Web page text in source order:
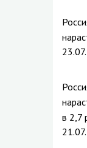
в 2,7